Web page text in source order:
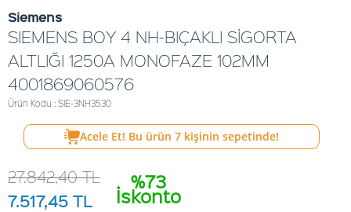
Siemens
SIEMENS BOY 4 NH-BIÇAKLI SİGORTA
ALTLIĞI 1250A MONOFAZE 102MM
4001869060576
Ürün Kodu : SIE-3NH3530
Acele Et! Bu ürün 7 kişinin sepetinde!
%73
İskonto
27.842,40TL
7.517,45 TL